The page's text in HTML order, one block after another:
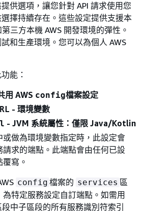
供選項，讓您針對 API 請求使用您
擇持續存在。這些設定提供支援本
三方本機 AWS 開發環境的彈性。
和生產環境。您可以為個人 AWS
能：
用 AWS config檔案設定
- 環境變數
- JVM 系統屬性：僅限 Java/Kotlin
或做為環境變數指定時，此設定會
求的端點。此端點會由任何已設
寫。
config 檔案的 services 區
特定服務設定自訂端點。如需用
段中子區段的所有服務識別符索引